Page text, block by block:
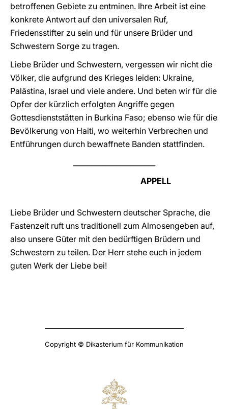
betroffenen Gebiete zu entminen. Ihre Arbeit ist eine
konkrete Antwort auf den universalen Ruf,
Friedensstifter zu sein und für unsere Brüder und
Schwestern Sorge zu tragen.
Liebe Brüder und Schwestern, vergessen wir nicht die
Völker, die aufgrund des Krieges leiden: Ukraine,
Palästina, Israel und viele andere. Und beten wir für die
Opfer der kürzlich erfolgten Angriffe gegen
Gottesdienststätten in Burkina Faso; ebenso wie für die
Bevölkerung von Haiti, wo weiterhin Verbrechen und
Entführungen durch bewaffnete Banden stattfinden.
APPELL
Liebe Brüder und Schwestern deutscher Sprache, die
Fastenzeit ruft uns traditionell zum Almosengeben auf,
also unsere Güter mit den bedürftigen Brüdern und
Schwestern zu teilen. Der Herr stehe euch in jedem
guten Werk der Liebe bei!
Copyright © Dikasterium für Kommunikation